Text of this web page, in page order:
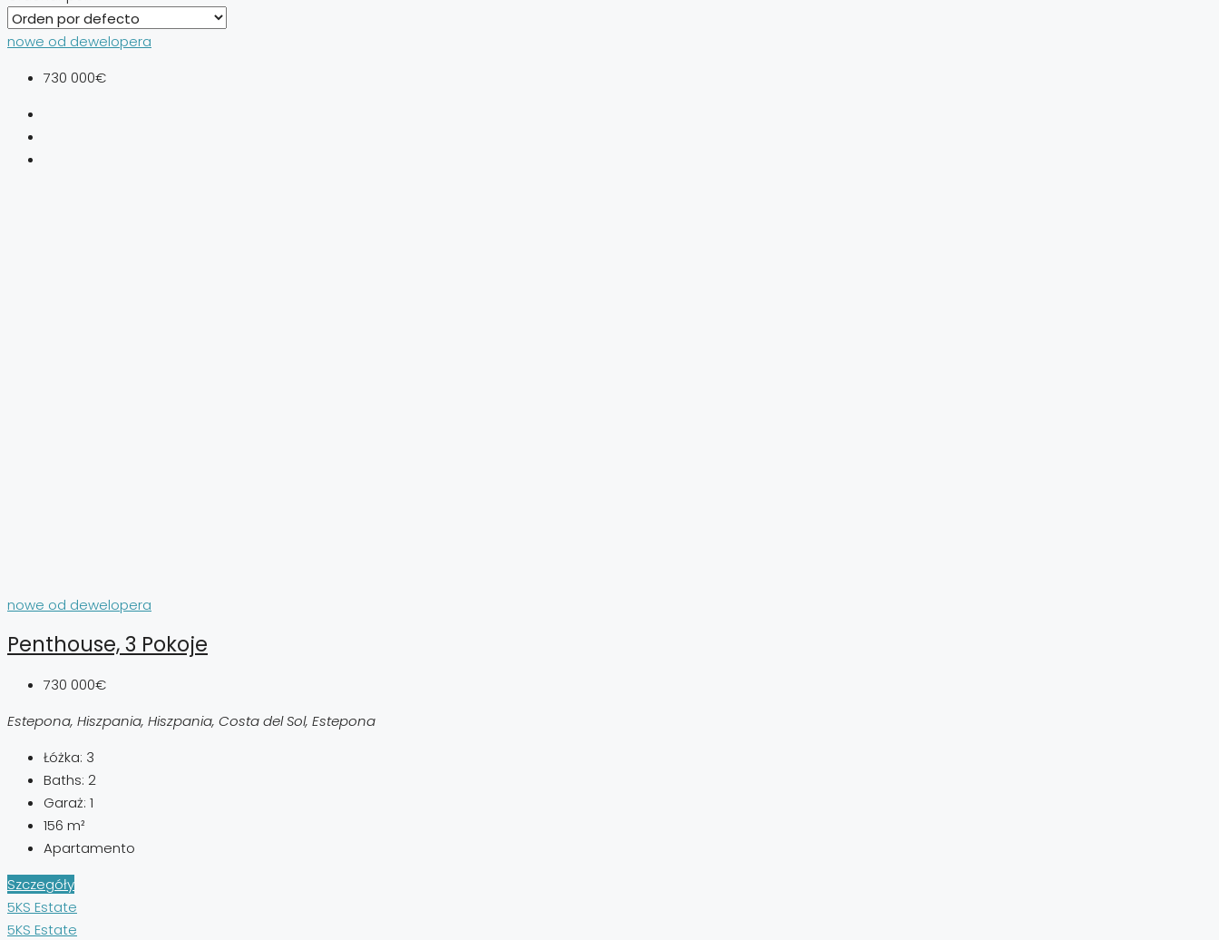
nowe od dewelopera
730 000€
nowe od dewelopera
Penthouse, 3 Pokoje
730 000€
Estepona, Hiszpania, Hiszpania, Costa del Sol, Estepona
Łóżka: 3
Baths: 2
Garaż: 1
156 m²
Apartamento
Szczegóły
5KS Estate
5KS Estate